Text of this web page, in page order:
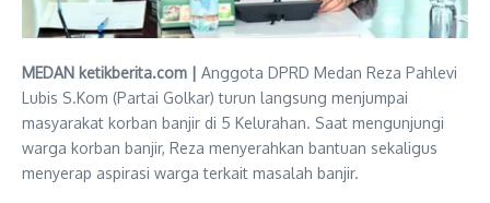
MEDAN ketikberita.com | Anggota DPRD Medan Reza Pahlevi
Lubis S.Kom (Partai Golkar) turun langsung menjumpai
masyarakat korban banjir di 5 Kelurahan. Saat mengunjungi
warga korban banjir, Reza menyerahkan bantuan sekaligus
menyerap aspirasi warga terkait masalah banjir.